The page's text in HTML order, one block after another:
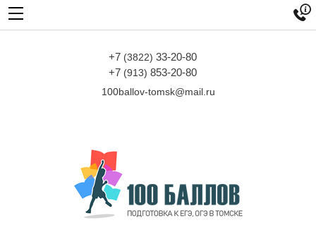
+7 (3822) 33-20-80
+7 (913) 853-20-80
100ballov-tomsk@mail.ru
